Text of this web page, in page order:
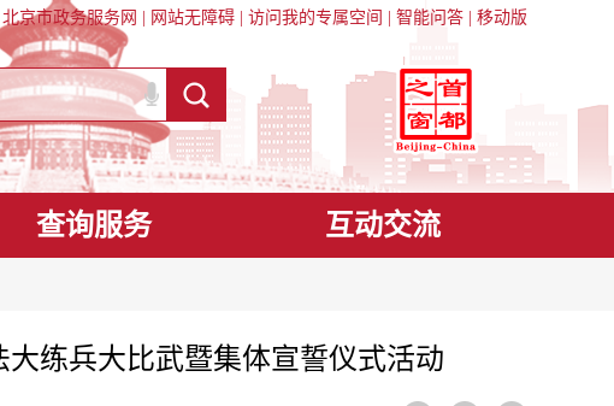
北京市政务服务网 网站无障碍 访问我的专属空间 智能问答 移动版
查询服务 互动交流
练兵大比武暨集体宣誓仪式活动